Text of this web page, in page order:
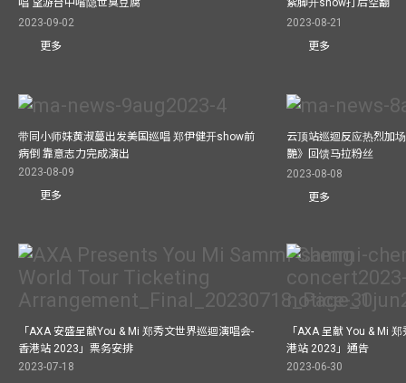
唱 望游台中嚐隐世臭豆腐
2023-09-02
更多
紥脚开show打后空翻
2023-08-21
更多
带同小师妹黄淑蔓出发美国巡唱 郑伊健开show前
病倒 靠意志力完成演出
2023-08-09
更多
云顶站巡迴反应热烈加
艷》回馈马拉粉丝
2023-08-08
更多
「AXA 安盛呈献You & Mi 郑秀文世界巡迴演唱会-
香港站 2023」票务安排
2023-07-18
「AXA 呈献 You & Mi
港站 2023」通告
2023-06-30